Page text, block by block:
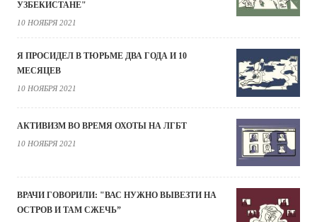
УЗБЕКИСТАНЕ"
10 НОЯБРЯ 2021
Я ПРОСИДЕЛ В ТЮРЬМЕ ДВА ГОДА И 10
МЕСЯЦЕВ
10 НОЯБРЯ 2021
АКТИВИЗМ ВО ВРЕМЯ ОХОТЫ НА ЛГБТ
10 НОЯБРЯ 2021
ВРАЧИ ГОВОРИЛИ: "ВАС НУЖНО ВЫВЕЗТИ НА
ОСТРОВ И ТАМ СЖЕЧЬ”